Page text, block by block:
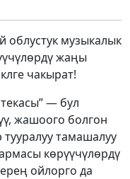
музыкалык
жаңы
чакырат!
— бул
жашоого болгон
тамашалуу
көрүүчүлөрдү
ойлорго да